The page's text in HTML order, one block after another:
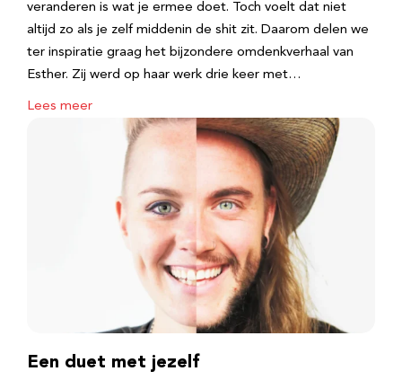
veranderen is wat je ermee doet. Toch voelt dat niet
altijd zo als je zelf middenin de shit zit. Daarom delen we
ter inspiratie graag het bijzondere omdenkverhaal van
Esther. Zij werd op haar werk drie keer met…
Lees meer
Een duet met jezelf